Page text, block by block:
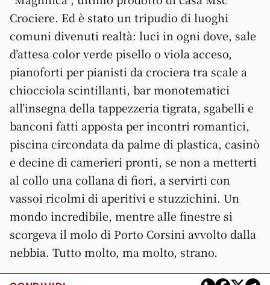
Crociere. Ed è stato un tripudio di luoghi
comuni divenuti realtà: luci in ogni dove, sale
d’attesa color verde pisello o viola acceso,
pianoforti per pianisti da crociera tra scale a
chiocciola scintillanti, bar monotematici
all’insegna della tappezzeria tigrata, sgabelli e
banconi fatti apposta per incontri romantici,
piscina circondata da palme di plastica, casinò
e decine di camerieri pronti, se non a metterti
al collo una collana di fiori, a servirti con
vassoi ricolmi di aperitivi e stuzzichini. Un
mondo incredibile, mentre alle finestre si
scorgeva il molo di Porto Corsini avvolto dalla
nebbia. Tutto molto, ma molto, strano.